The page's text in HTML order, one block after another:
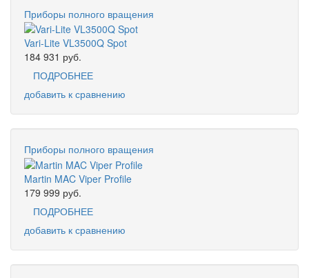
Приборы полного вращения
Vari-Lite VL3500Q Spot
184 931 руб.
ПОДРОБНЕЕ
добавить к сравнению
Приборы полного вращения
Martin MAC Viper Profile
179 999 руб.
ПОДРОБНЕЕ
добавить к сравнению